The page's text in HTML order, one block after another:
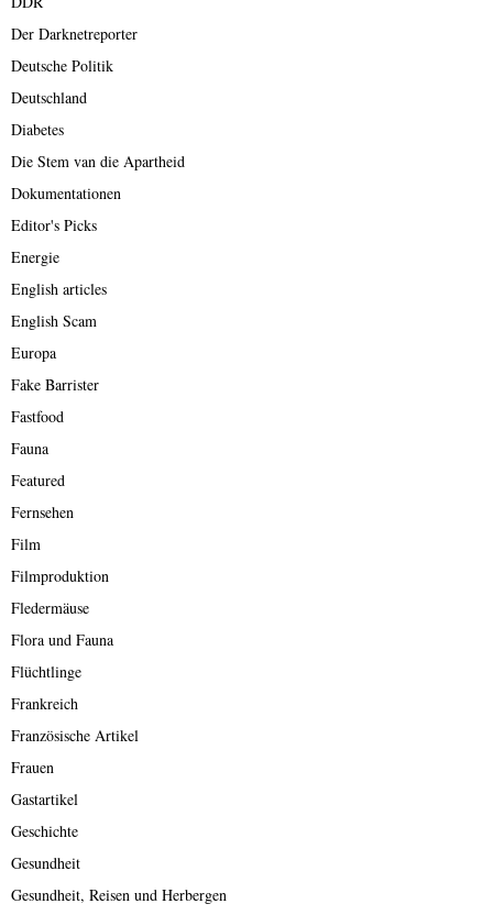
Der Darknetreporter
Deutsche Politik
Deutschland
Diabetes
Die Stem van die Apartheid
Dokumentationen
Editor's Picks
Energie
English articles
English Scam
Europa
Fake Barrister
Fastfood
Fauna
Featured
Fernsehen
Film
Filmproduktion
Fledermäuse
Flora und Fauna
Flüchtlinge
Frankreich
Französische Artikel
Frauen
Gastartikel
Geschichte
Gesundheit
Gesundheit, Reisen und Herbergen